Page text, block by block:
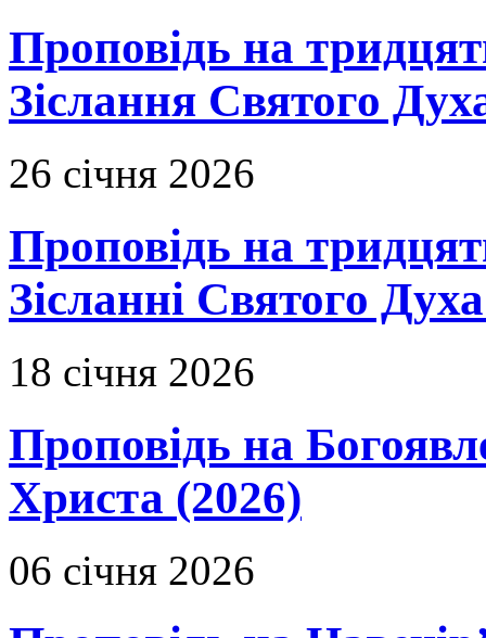
Проповідь на
Зіслання Святого
26 січня 2026
Проповідь на
Зісланні Святого
18 січня 2026
Проповідь на
Христа (2026)
06 січня 2026